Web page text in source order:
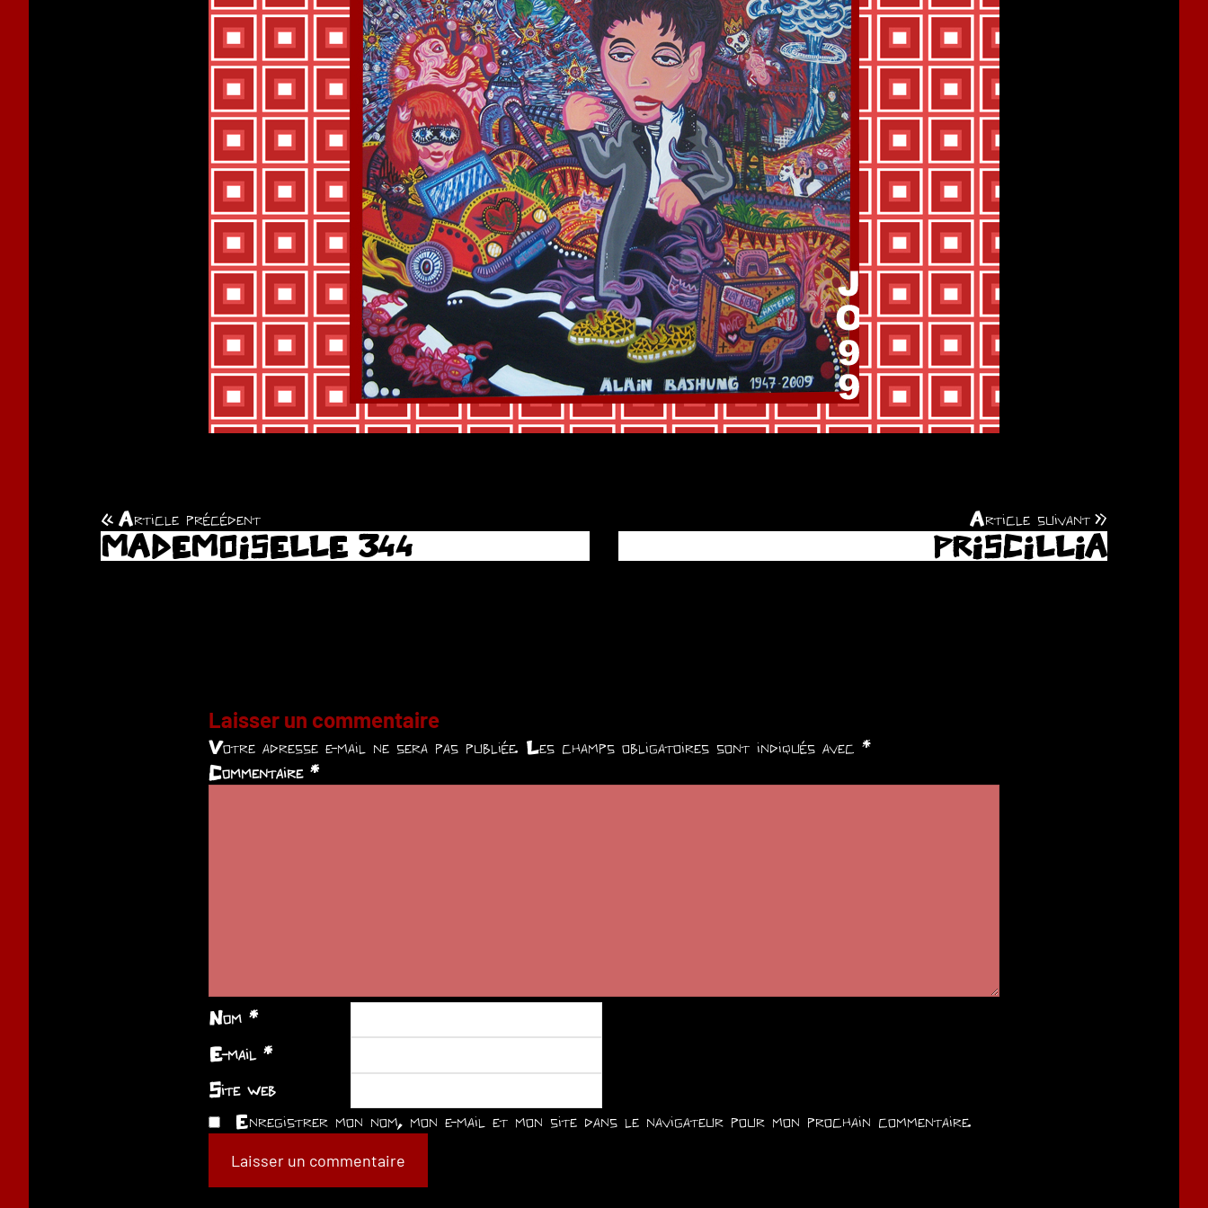
Navigation
de
Article précédent
MADEMOISELLE 344
Article suivant
PRISCILLIA
Laisser un commentaire
Votre adresse e-mail ne sera pas publiée. Les champs obligatoires sont indiqués avec *
Commentaire *
Nom *
E-mail *
Site web
Enregistrer mon nom, mon e-mail et mon site dans le navigateur pour mon prochain commentaire.